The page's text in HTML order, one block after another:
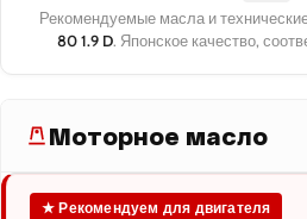
Рекомендуемые масла и
80 1.9 D. Японское качество,
Моторное масло
★ Рекомендуем для двигателя